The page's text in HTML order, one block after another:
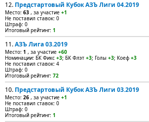
12. Предстартовый Кубок АЗЪ Лиги 04.2019
Место: 63 , за участие +1
Не поставил ставок: 0
Штраф: 0
Итоговый рейтинг: 1
11.АЗЪ Лига 03.2019
Место: 1 , за участие +60
Номинации: БК Фикс +3; БК Флэт +3; Голы +3; Коеф +3
Не поставил ставок: 4
Штраф: 0
Итоговый рейтинг: 72
10. Предстартовый Кубок АЗЪ Лиги 03.2019
Место: 26 , за участие +1
Не поставил ставок: 0
Штраф: 0
Итоговый рейтинг: 1